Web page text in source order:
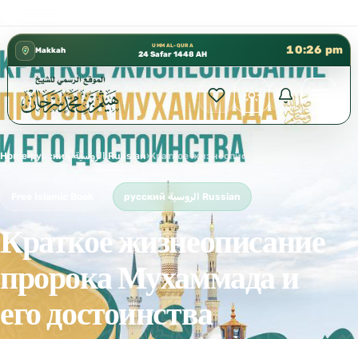
Makkah
UMM AL-QURA
24 Safar 1448 AH 10:26 pm
Home› русский الروسية Russian›
русский الروسية Russian
Краткое жизнеописание
пророка Мухаммада и
его достоинства